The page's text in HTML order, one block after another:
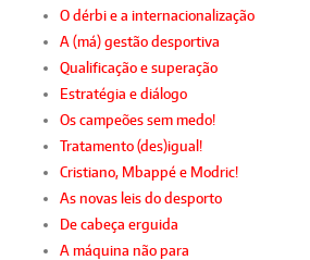
O dérbi e a internacionalização
A (má) gestão desportiva
Qualificação e superação
Estratégia e diálogo
Os campeões sem medo!
Tratamento (des)igual!
Cristiano, Mbappé e Modric!
As novas leis do desporto
De cabeça erguida
A máquina não para